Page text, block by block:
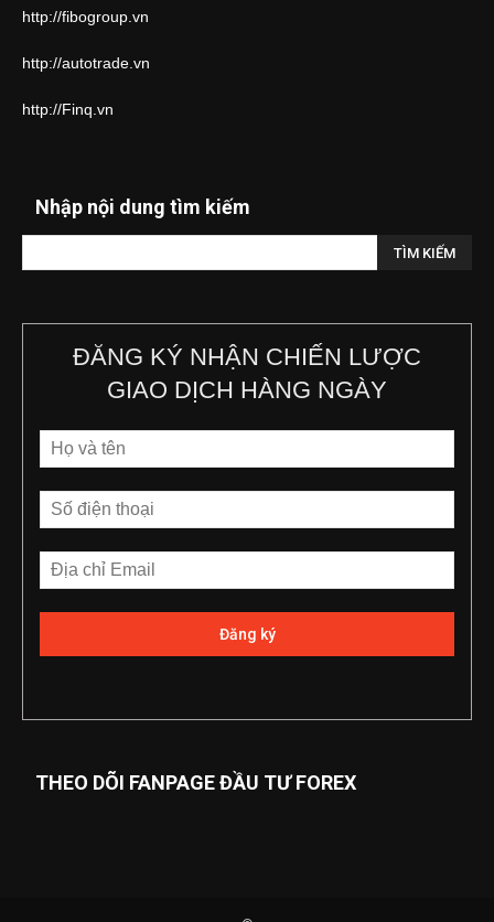
http://fibogroup.vn
http://autotrade.vn
http://Finq.vn
Nhập nội dung tìm kiếm
ĐĂNG KÝ NHẬN CHIẾN LƯỢC
GIAO DỊCH HÀNG NGÀY
THEO DÕI FANPAGE ĐẦU TƯ FOREX